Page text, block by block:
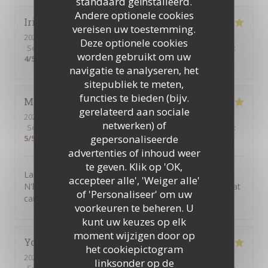
Andere optionele cookies
vereisen uw toestemming.
Deze optionele cookies
worden gebruikt om uw
navigatie te analyseren, het
sitepubliek te meten,
functies te bieden (bijv.
gerelateerd aan sociale
netwerken) of
gepersonaliseerde
advertenties of inhoud weer
te geven. Klik op 'OK,
accepteer alle', 'Weiger alle'
of 'Personaliseer' om uw
voorkeuren te beheren. U
kunt uw keuzes op elk
moment wijzigen door op
het cookiepictogram
linksonder op de
Irina
2026-07-31
- 20:15 - Gasten 3
Service
Atmosfeer: 5/5 Keuken: 5/5 Kwaliteit / Prijs
:
4/5
Mathieu
2026-07-30
- 12:30 - Gasten 4
Service
Atmosfeer:5/5 Keuken:5
:
5/5
La formule midi entrée-plat-dessert est très bonne.
N'hésitez pas à craquer pour le petit supplément du plat
canaille
Yorick
2026-07-28
- 12:00 - Gasten 5